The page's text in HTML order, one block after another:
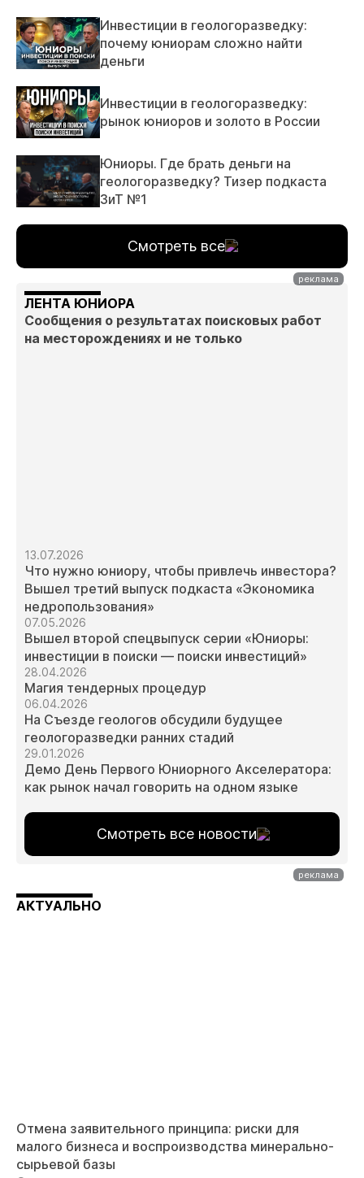
Инвестиции в геологоразведку:
почему юниорам сложно найти
деньги
Инвестиции в геологоразведку:
рынок юниоров и золото в России
Юниоры. Где брать деньги на
геологоразведку? Тизер подкаста
ЗиТ №1
Смотреть все
ЛЕНТА ЮНИОРА
Сообщения о результатах поисковых работ
на месторождениях и не только
13.07.2026
Что нужно юниору, чтобы привлечь инвестора?
Вышел третий выпуск подкаста «Экономика
недропользования»
07.05.2026
Вышел второй спецвыпуск серии «Юниоры:
инвестиции в поиски — поиски инвестиций»
28.04.2026
Магия тендерных процедур
06.04.2026
На Съезде геологов обсудили будущее
геологоразведки ранних стадий
29.01.2026
Демо День Первого Юниорного Акселератора:
как рынок начал говорить на одном языке
Смотреть все новости
АКТУАЛЬНО
Отмена заявительного принципа: риски для
малого бизнеса и воспроизводства минерально-
сырьевой базы